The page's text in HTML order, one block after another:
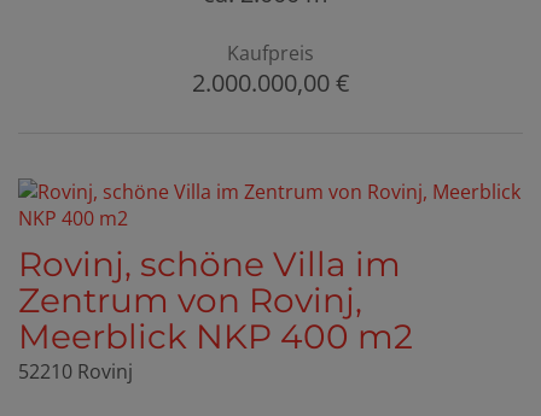
Kaufpreis
2.000.000,00 €
Rovinj, schöne Villa im
Zentrum von Rovinj,
Meerblick NKP 400 m2
52210 Rovinj